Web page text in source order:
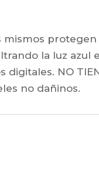
protegen
la luz azul
digitales. NO
no dañinos.